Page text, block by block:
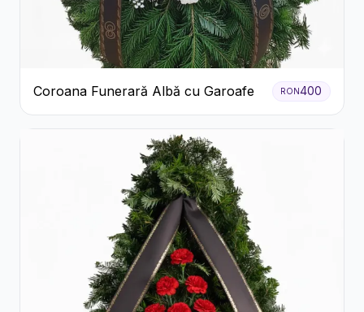
Coroana Funerară Albă cu Garoafe RON400